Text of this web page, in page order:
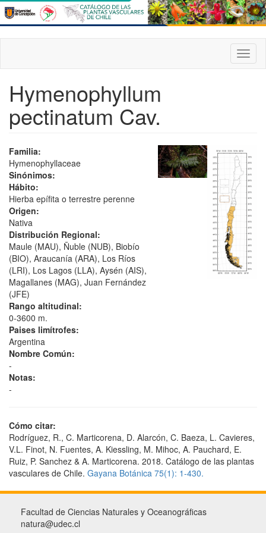
Pasar
al
contenido
principal
Hymenophyllum
pectinatum Cav.
Familia:
Hymenophyllaceae
Sinónimos:
Hábito:
Hierba epífita o terrestre perenne
Origen:
Nativa
Distribución Regional:
Maule (MAU), Ñuble (NUB), Biobío
(BIO), Araucanía (ARA), Los Ríos
(LRI), Los Lagos (LLA), Aysén (AIS),
Magallanes (MAG), Juan Fernández
(JFE)
Rango altitudinal:
0-3600 m.
Paises limítrofes:
Argentina
Nombre Común:
-
Notas:
-
Cómo citar:
Rodríguez, R., C. Marticorena, D. Alarcón, C. Baeza, L. Cavieres,
V.L. Finot, N. Fuentes, A. Kiessling, M. Mihoc, A. Pauchard, E.
Ruiz, P. Sanchez & A. Marticorena. 2018. Catálogo de las plantas
vasculares de Chile. Gayana Botánica 75(1): 1-430.
Facultad de Ciencias Naturales y Oceanográficas
natura@udec.cl